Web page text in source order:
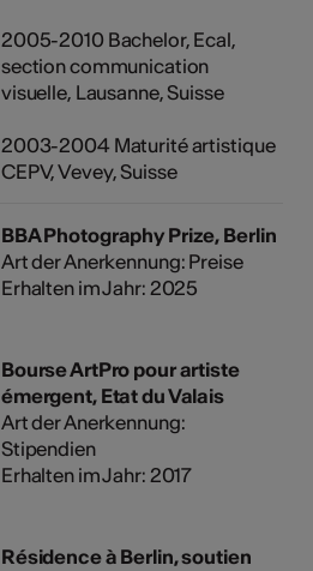
2005-2010 Bachelor, Ecal,
section communication
visuelle, Lausanne, Suisse
2003-2004 Maturité artistique
CEPV, Vevey, Suisse
BBA Photography Prize, Berlin
Art der Anerkennung: Preise
Erhalten im Jahr: 2025
Bourse ArtPro pour artiste
émergent, Etat du Valais
Art der Anerkennung:
Stipendien
Erhalten im Jahr: 2017
Résidence à Berlin, soutien